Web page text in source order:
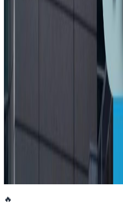
२०२६ अप्रिल ३
इनिसा मृत्यु प्रकरण : चार
न्युजिल्यान्डमै साम्बाको
अष्ट्रेलियाको सरकारी
आन्दोलनमा
🔥